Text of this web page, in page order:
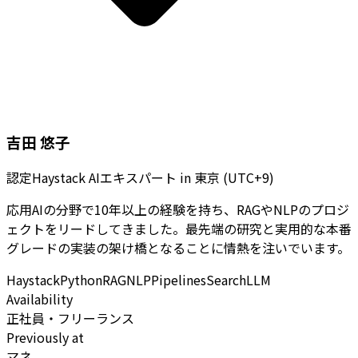
吉田 悠子
認定Haystack AIエキスパート in 東京 (UTC+9)
応用AIの分野で10年以上の経験を持ち、RAGやNLPのプロジ
ェクトをリードしてきました。最先端の研究と実用的な本番
グレードの実装の架け橋となることに情熱を注いでいます。
HaystackPythonRAGNLPPipelinesSearchLLM
Availability
正社員・フリーランス
Previously at